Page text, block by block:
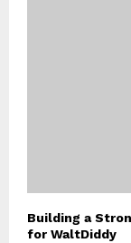
Building a
for WaltDiddy